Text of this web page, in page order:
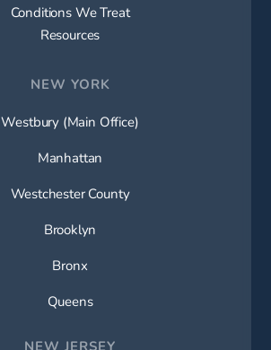
Conditions We Treat
Resources
NEW YORK
Westbury (Main Office)
Manhattan
Westchester County
Brooklyn
Bronx
Queens
NEW JERSEY